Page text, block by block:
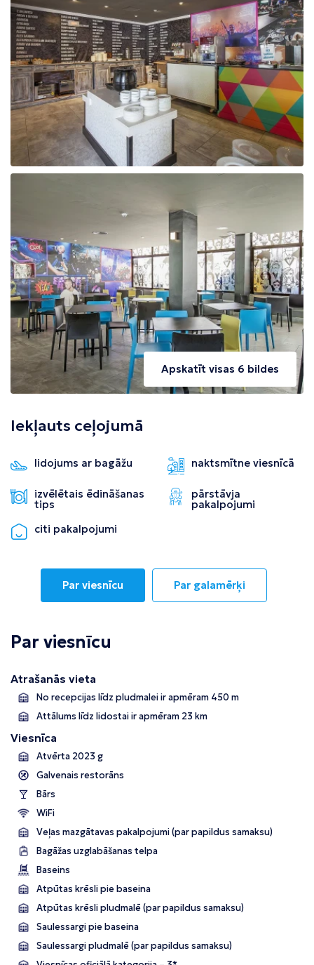
Apskatīt visas 6 bildes
Iekļauts ceļojumā
lidojums ar bagāžu naktsmītne viesnīcā
izvēlētais ēdināšanas
tips
pārstāvja
pakalpojumi
citi pakalpojumi
Par viesnīcu Par galamērķi
Par viesnīcu
Atrašanās vieta
No recepcijas līdz pludmalei ir apmēram 450 m
Attālums līdz lidostai ir apmēram 23 km
Viesnīca
Atvērta 2023 g
Galvenais restorāns
Bārs
WiFi
Veļas mazgātavas pakalpojumi (par papildus samaksu)
Bagāžas uzglabāšanas telpa
Baseins
Atpūtas krēsli pie baseina
Atpūtas krēsli pludmalē (par papildus samaksu)
Saulessargi pie baseina
Saulessargi pludmalē (par papildus samaksu)